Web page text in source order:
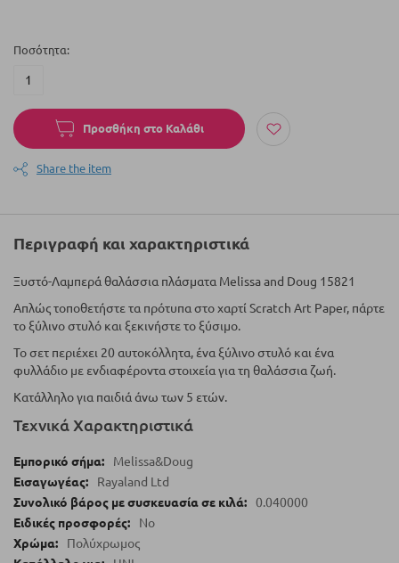
Ποσότητα
Προσθήκη στο Καλάθι
Share the item
Περιγραφή και χαρακτηριστικά
Ξυστό-Λαμπερά θαλάσσια πλάσματα Melissa and Doug 15821
Απλώς τοποθετήστε τα πρότυπα στο χαρτί Scratch Art Paper, πάρτε
το ξύλινο στυλό και ξεκινήστε το ξύσιμο.
Το σετ περιέχει 20 αυτοκόλλητα, ένα ξύλινο στυλό και ένα
φυλλάδιο με ενδιαφέροντα στοιχεία για τη θαλάσσια ζωή.
Κατάλληλο για παιδιά άνω των 5 ετών.
Τεχνικά Χαρακτηριστικά
Melissa&Doug
Rayaland Ltd
0.040000
No
Πολύχρωμος